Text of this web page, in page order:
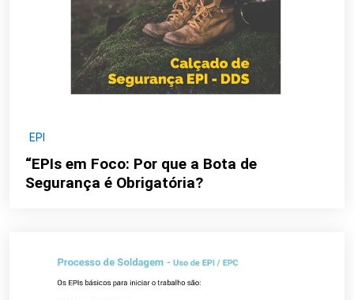
EPI
“EPIs em Foco: Por que a Bota de
Segurança é Obrigatória?